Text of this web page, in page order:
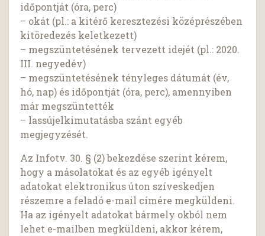
időpontját (óra, perc)
– okát (pl.: a kitérő keresztezési középrészében
kitöredezés keletkezett)
– megszüntetésének tervezett idejét (pl.: 2020.
III. negyedév)
– megszüntetésének tényleges dátumát (év,
hó, nap) és időpontját (óra, perc), amennyiben
már megszüntették
– lassújelkimutatásba szánt egyéb
megjegyzését.
Az Infotv. 30. § (2) bekezdése szerint kérem,
hogy a másolatokat és az egyéb igényelt
adatokat elektronikus úton szíveskedjen
részemre a feladó e-mail címére megküldeni.
Ha az igényelt adatokat bármely okból nem
lehet e-mailben megküldeni, akkor kérem,